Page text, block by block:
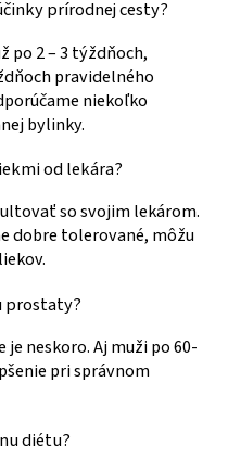
prírodnej cesty?
po 2 – 3 týždňoch,
pravidelného
niekoľko
bylinky.
od lekára?
so svojim lekárom.
dobre tolerované, môžu
prostaty?
neskoro. Aj muži po 60-
pri správnom
diétu?